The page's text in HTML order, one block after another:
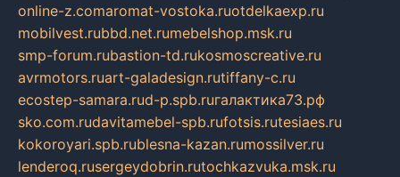
online-z.comaromat-vostoka.ruotdelkaexp.ru
mobilvest.rubbd.net.rumebelshop.msk.ru
smp-forum.rubastion-td.rukosmoscreative.ru
avrmotors.ruart-galadesign.rutiffany-c.ru
ecostep-samara.rud-p.spb.ruгалактика73.рф
sko.com.rudavitamebel-spb.rufotsis.rutesiaes.ru
kokoroyari.spb.rublesna-kazan.rumossilver.ru
lenderoq.rusergeydobrin.rutochkazvuka.msk.ru